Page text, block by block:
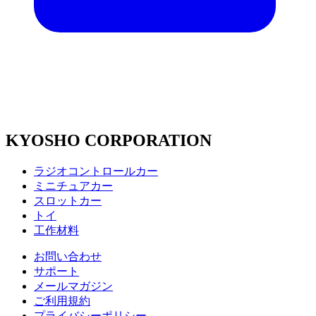
KYOSHO CORPORATION
ラジオコントロールカー
ミニチュアカー
スロットカー
トイ
工作材料
お問い合わせ
サポート
メールマガジン
ご利用規約